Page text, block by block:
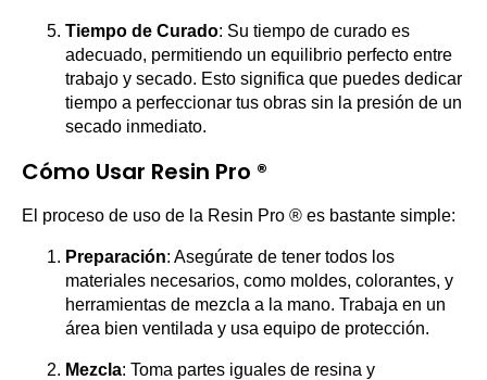
Tiempo de Curado: Su tiempo de curado es
adecuado, permitiendo un equilibrio perfecto entre
trabajo y secado. Esto significa que puedes dedicar
tiempo a perfeccionar tus obras sin la presión de un
secado inmediato.
Cómo Usar Resin Pro ®
El proceso de uso de la Resin Pro ® es bastante simple:
Preparación: Asegúrate de tener todos los
materiales necesarios, como moldes, colorantes, y
herramientas de mezcla a la mano. Trabaja en un
área bien ventilada y usa equipo de protección.
Mezcla: Toma partes iguales de resina y